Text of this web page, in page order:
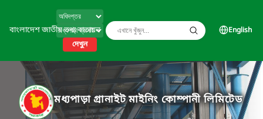
বাংলাদেশ জাতীয় তথ্য বাতায়ন
দেখুন
English
মধ্যপাড়া গ্রানাইট মাইনিং কোম্পানী লিমিটেড